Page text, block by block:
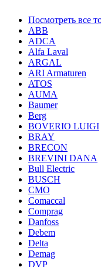
Посмотреть все
ABB
ADCA
Alfa Laval
ARGAL
ARI Armaturen
ATOS
AUMA
Baumer
Berg
BOVERIO LUIGI
BRAY
BRECON
BREVINI DANA
Bull Electric
BUSCH
CMO
Comaccal
Comprag
Danfoss
Debem
Delta
Demag
DVP